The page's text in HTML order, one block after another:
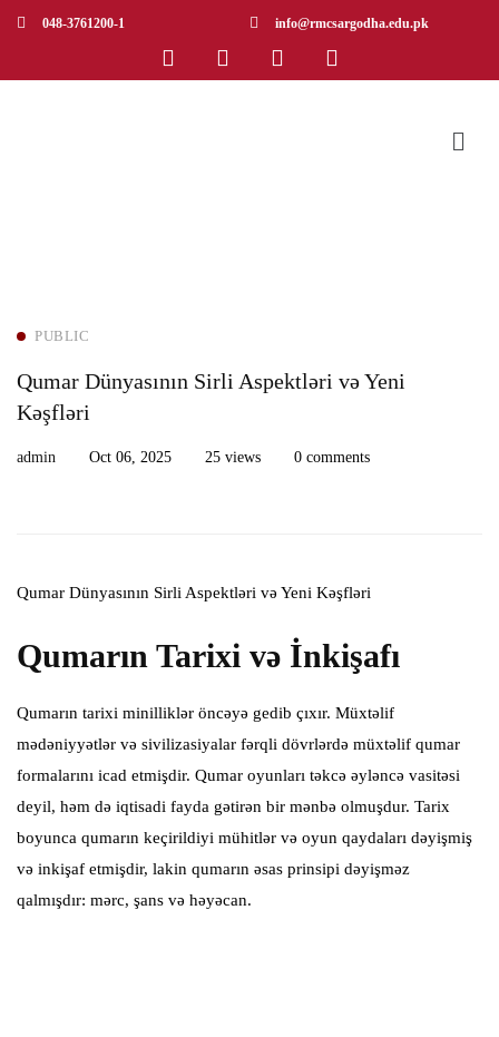
048-3761200-1 info@rmcsargodha.edu.pk
PUBLIC
Qumar Dünyasının Sirli Aspektləri və Yeni
Kəşfləri
admin Oct 06, 2025 25 views 0 comments
Qumar Dünyasının Sirli Aspektləri və Yeni Kəşfləri
Qumarın Tarixi və İnkişafı
Qumarın tarixi minilliklər öncəyə gedib çıxır. Müxtəlif
mədəniyyətlər və sivilizasiyalar fərqli dövrlərdə müxtəlif qumar
formalarını icad etmişdir. Qumar oyunları təkcə əyləncə vasitəsi
deyil, həm də iqtisadi fayda gətirən bir mənbə olmuşdur. Tarix
boyunca qumarın keçirildiyi mühitlər və oyun qaydaları dəyişmiş
və inkişaf etmişdir, lakin qumarın əsas prinsipi dəyişməz
qalmışdır: mərc, şans və həyəcan.